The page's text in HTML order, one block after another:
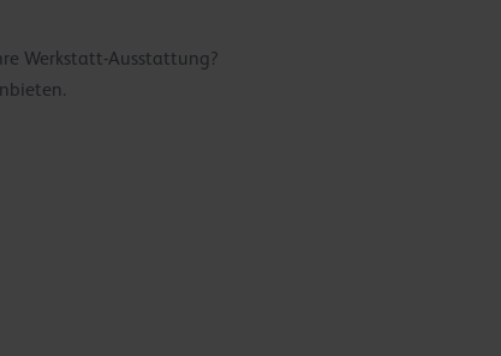
Werkstatt-Ausstattung?